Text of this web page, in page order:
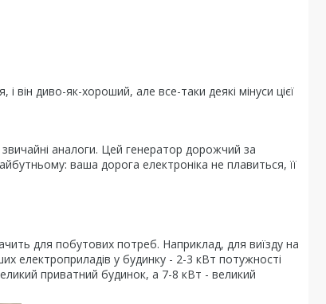
він диво-як-хороший, але все-таки деякі мінуси цієї
звичайні аналоги. Цей генератор дорожчий за
ваша дорога електроніка не плавиться, її
для побутових потреб. Наприклад, для виїзду на
електроприладів у будинку - 2-3 кВт потужності
приватний будинок, а 7-8 кВт - великий